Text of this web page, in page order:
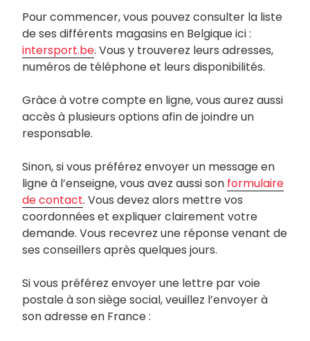
Pour commencer, vous pouvez consulter la liste
de ses différents magasins en Belgique ici :
intersport.be. Vous y trouverez leurs adresses,
numéros de téléphone et leurs disponibilités.
Grâce à votre compte en ligne, vous aurez aussi
accès à plusieurs options afin de joindre un
responsable.
Sinon, si vous préférez envoyer un message en
ligne à l’enseigne, vous avez aussi son formulaire
de contact. Vous devez alors mettre vos
coordonnées et expliquer clairement votre
demande. Vous recevrez une réponse venant de
ses conseillers après quelques jours.
Si vous préférez envoyer une lettre par voie
postale à son siège social, veuillez l’envoyer à
son adresse en France :